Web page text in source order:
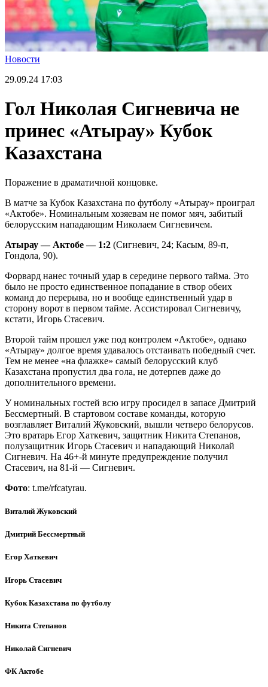
Новости
29.09.24 17:03
Гол Николая Сигневича не
принес «Атырау» Кубок
Казахстана
Поражение в драматичной концовке.
В матче за Кубок Казахстана по футболу «Атырау» проиграл
«Актобе». Номинальным хозяевам не помог мяч, забитый
белорусским нападающим Николаем Сигневичем.
Атырау — Актобе — 1:2 (Сигневич, 24; Касым, 89-п,
Гондола, 90).
Форвард нанес точный удар в середине первого тайма. Это
было не просто единственное попадание в створ обеих
команд до перерыва, но и вообще единственный удар в
сторону ворот в первом тайме. Ассистировал Сигневичу,
кстати, Игорь Стасевич.
Второй тайм прошел уже под контролем «Актобе», однако
«Атырау» долгое время удавалось отстаивать победный счет.
Тем не менее «на флажке» самый белорусский клуб
Казахстана пропустил два гола, не дотерпев даже до
дополнительного времени.
У номинальных гостей всю игру просидел в запасе Дмитрий
Бессмертный. В стартовом составе команды, которую
возглавляет Виталий Жуковский, вышли четверо белорусов.
Это вратарь Егор Хаткевич, защитник Никита Степанов,
полузащитник Игорь Стасевич и нападающий Николай
Сигневич. На 46+-й минуте предупреждение получил
Стасевич, на 81-й — Сигневич.
Фото: t.me/rfcatyrau.
Виталий Жуковский
Дмитрий Бессмертный
Егор Хаткевич
Игорь Стасевич
Кубок Казахстана по футболу
Никита Степанов
Николай Сигневич
ФК Актобе